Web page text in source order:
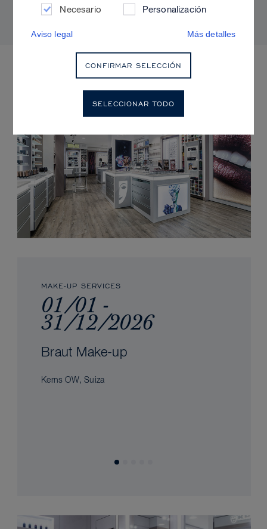
PRÓXIMOS EVENTOS
MAKE-UP SERVICES
01/01 -
31/12/2026
Braut Make-up
Kerns OW, Suiza
Necesario Personalización
Aviso legal Más detalles
CONFIRMAR SELECCIÓN
SELECCIONAR TODO